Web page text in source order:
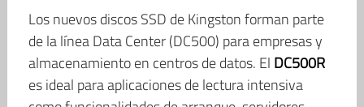
Los nuevos discos SSD de Kingston forman parte
de la línea Data Center (DC500) para empresas y
almacenamiento en centros de datos. El DC500R
es ideal para aplicaciones de lectura intensiva